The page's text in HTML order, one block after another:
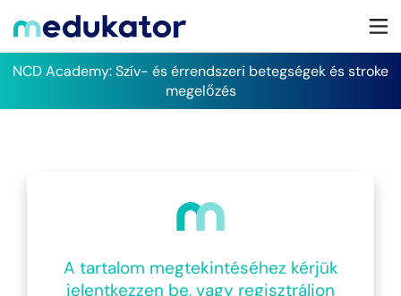
NCD Academy: Szív- és érrendszeri betegségek és stroke
megelőzés
A tartalom megtekintéséhez kérjük
jelentkezzen be, vagy regisztráljon